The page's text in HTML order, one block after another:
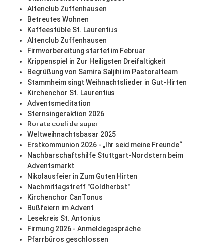
Altenclub Zuffenhausen
Betreutes Wohnen
Kaffeestüble St. Laurentius
Altenclub Zuffenhausen
Firmvorbereitung startet im Februar
Krippenspiel in Zur Heiligsten Dreifaltigkeit
Begrüßung von Samira Saljihi im Pastoralteam
Stammheim singt Weihnachtslieder in Gut-Hirten
Kirchenchor St. Laurentius
Adventsmeditation
Sternsingeraktion 2026
Rorate coeli de super
Weltweihnachtsbasar 2025
Erstkommunion 2026 - „Ihr seid meine Freunde“
Nachbarschaftshilfe Stuttgart-Nordstern beim
Adventsmarkt
Nikolausfeier in Zum Guten Hirten
Nachmittagstreff "Goldherbst"
Kirchenchor CanTonus
Bußfeiern im Advent
Lesekreis St. Antonius
Firmung 2026 - Anmeldegespräche
Pfarrbüros geschlossen